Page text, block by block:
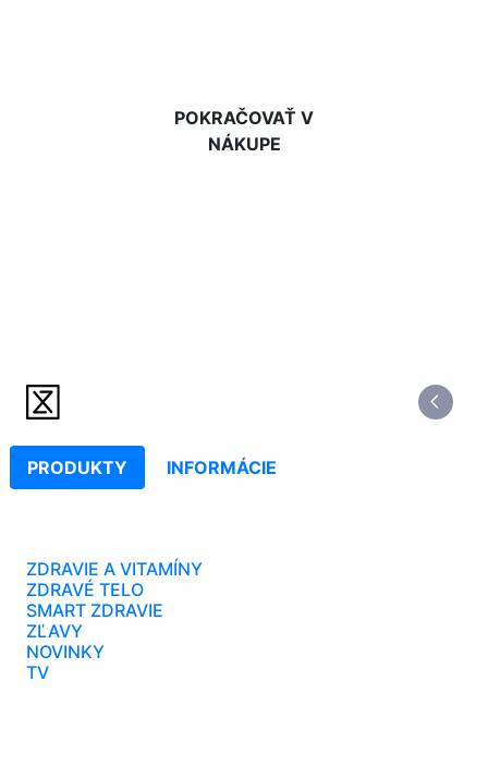
POKRAČOVAŤ V
NÁKUPE
PRODUKTY INFORMÁCIE
ZDRAVIE A VITAMÍNY
ZDRAVÉ TELO
SMART ZDRAVIE
ZĽAVY
NOVINKY
TV